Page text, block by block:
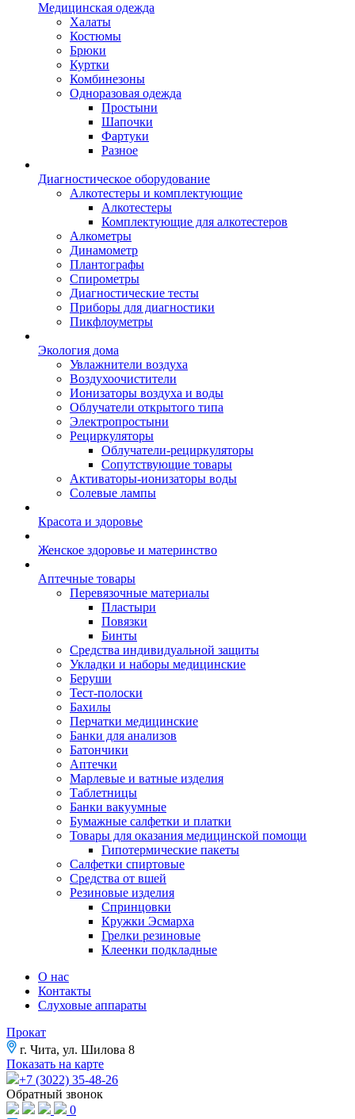
Медицинская одежда
Халаты
Костюмы
Брюки
Куртки
Комбинезоны
Одноразовая одежда
Простыни
Шапочки
Фартуки
Разное
Диагностическое оборудование
Алкотестеры и комплектующие
Алкотестеры
Комплектующие для алкотестеров
Алкометры
Динамометр
Плантографы
Спирометры
Диагностические тесты
Приборы для диагностики
Пикфлоуметры
Экология дома
Увлажнители воздуха
Воздухоочистители
Ионизаторы воздуха и воды
Облучатели открытого типа
Электропростыни
Рециркуляторы
Облучатели-рециркуляторы
Сопутствующие товары
Активаторы-ионизаторы воды
Солевые лампы
Красота и здоровье
Женское здоровье и материнство
Аптечные товары
Перевязочные материалы
Пластыри
Повязки
Бинты
Средства индивидуальной защиты
Укладки и наборы медицинские
Беруши
Тест-полоски
Бахилы
Перчатки медицинские
Банки для анализов
Батончики
Аптечки
Марлевые и ватные изделия
Таблетницы
Банки вакуумные
Бумажные салфетки и платки
Товары для оказания медицинской помощи
Гипотермические пакеты
Салфетки спиртовые
Средства от вшей
Резиновые изделия
Спринцовки
Кружки Эсмарха
Грелки резиновые
Клеенки подкладные
О нас
Контакты
Слуховые аппараты
Прокат
г. Чита, ул. Шилова 8
Показать на карте
+7 (3022) 35-48-26
Обратный звонок
0